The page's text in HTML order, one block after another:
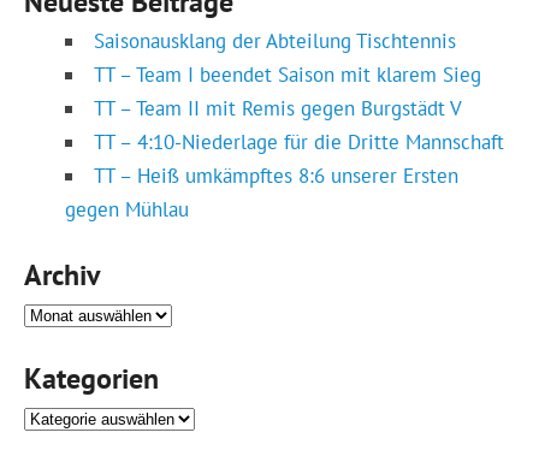
Saisonausklang der Abteilung Tischtennis
TT – Team I beendet Saison mit klarem Sieg
TT – Team II mit Remis gegen Burgstädt V
TT – 4:10-Niederlage für die Dritte Mannschaft
TT – Heiß umkämpftes 8:6 unserer Ersten
gegen Mühlau
Archiv
Archiv
Kategorien
Kategorien